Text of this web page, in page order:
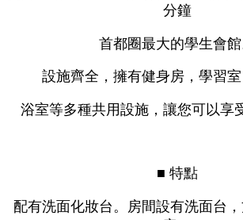
分鐘
首都圈最大的學生會館
設施齊全，擁有健身房，學習室
浴室等多種共用設施，讓您可以享
■ 特點
配有洗面化妝台。房間設有洗面台